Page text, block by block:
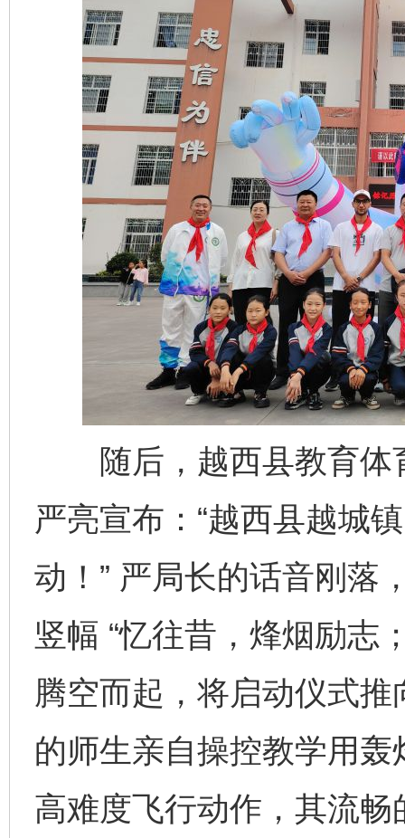
随后，越西县教育体
严亮宣布：“越西县越城
动！” 严局长的话音刚落
竖幅 “忆往昔，烽烟励志
腾空而起，将启动仪式
的师生亲自操控教学用
高难度飞行动作，其流